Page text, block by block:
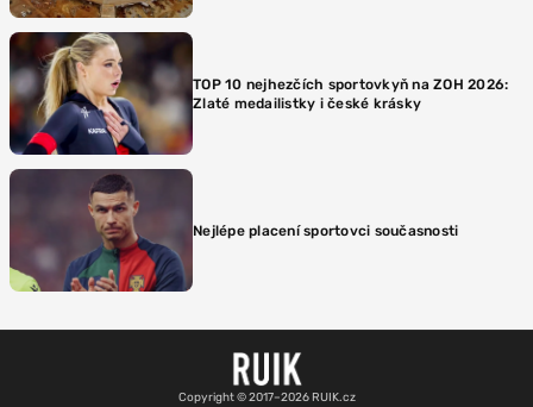
TOP 10 nejhezčích sportovkyň na ZOH 2026:
Zlaté medailistky i české krásky
Nejlépe placení sportovci současnosti
Copyright © 2017–2026 RUIK.cz